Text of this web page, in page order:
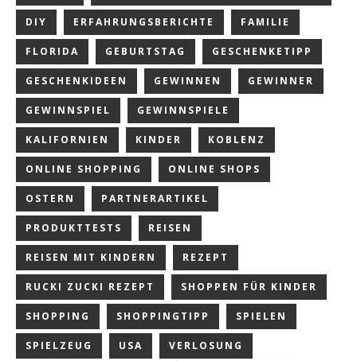
DIY ERFAHRUNGSBERICHTE FAMILIE
FLORIDA GEBURTSTAG GESCHENKETIPP
GESCHENKIDEEN GEWINNEN GEWINNER
GEWINNSPIEL GEWINNSPIELE
KALIFORNIEN KINDER KOBLENZ
ONLINE SHOPPING ONLINE SHOPS
OSTERN PARTNERARTIKEL
PRODUKTTESTS REISEN
REISEN MIT KINDERN REZEPT
RUCKI ZUCKI REZEPT SHOPPEN FÜR KINDER
SHOPPING SHOPPINGTIPP SPIELEN
SPIELZEUG USA VERLOSUNG